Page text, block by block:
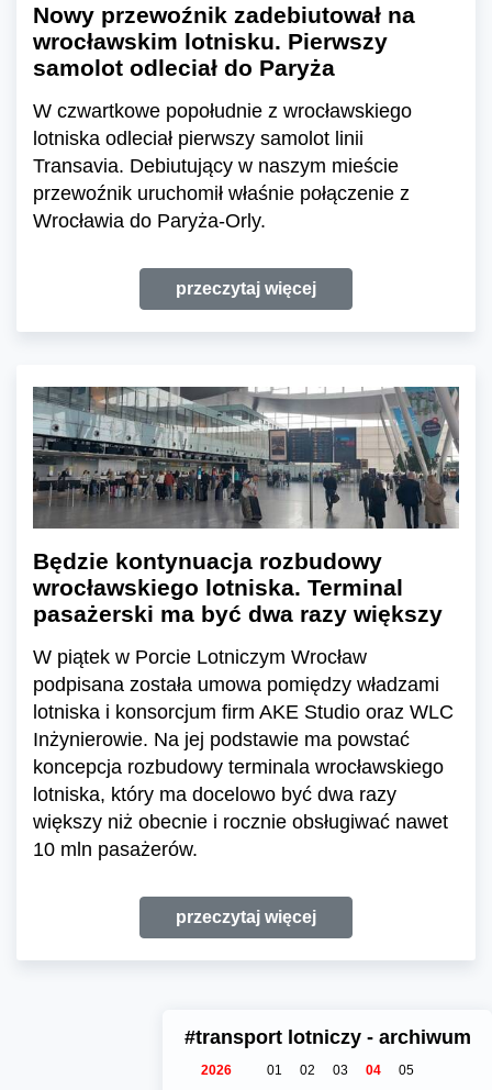
Nowy przewoźnik zadebiutował na
wrocławskim lotnisku. Pierwszy
samolot odleciał do Paryża
W czwartkowe popołudnie z wrocławskiego
lotniska odleciał pierwszy samolot linii
Transavia. Debiutujący w naszym mieście
przewoźnik uruchomił właśnie połączenie z
Wrocławia do Paryża-Orly.
przeczytaj więcej
Będzie kontynuacja rozbudowy
wrocławskiego lotniska. Terminal
pasażerski ma być dwa razy większy
W piątek w Porcie Lotniczym Wrocław
podpisana została umowa pomiędzy władzami
lotniska i konsorcjum firm AKE Studio oraz WLC
Inżynierowie. Na jej podstawie ma powstać
koncepcja rozbudowy terminala wrocławskiego
lotniska, który ma docelowo być dwa razy
większy niż obecnie i rocznie obsługiwać nawet
10 mln pasażerów.
przeczytaj więcej
#transport lotniczy - archiwum
2026 01 02 03 04
05